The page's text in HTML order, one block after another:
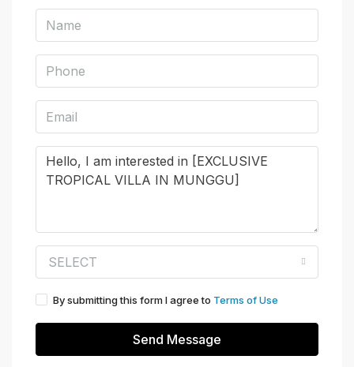
SELECT
By submitting this form I agree to Terms of Use
Send Message